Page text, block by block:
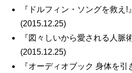
『ドルフィン・ソングを救え!』
(2015.12.25)
『図々しいから愛される人脈術
(2015.12.25)
『オーディオブック 身体を